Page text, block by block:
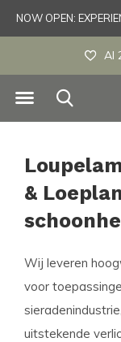
&
Wij leveren
voor
uitstekende